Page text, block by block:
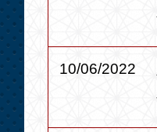
10/06/2022